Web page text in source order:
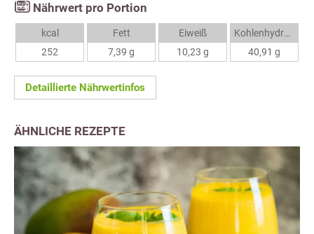
Nährwert pro Portion
kcal
252
Fett
7,39 g
Eiweiß
10,23 g
Kohlenhydrate
40,91 g
Detaillierte Nährwertinfos
ÄHNLICHE REZEPTE